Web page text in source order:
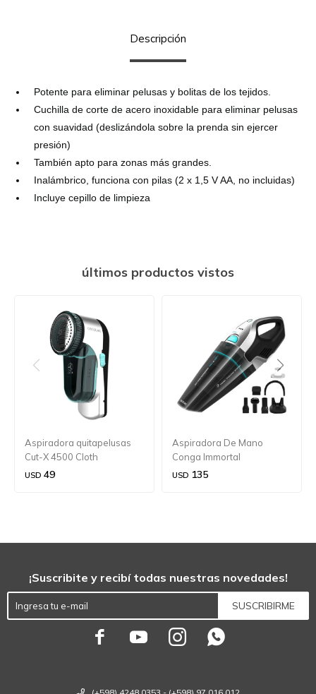
Descripción
Potente para eliminar pelusas y bolitas de los tejidos.
Cuchilla de corte de acero inoxidable para eliminar pelusas
con suavidad (deslizándola sobre la prenda sin ejercer
presión)
También apto para zonas más grandes.
Inalámbrico, funciona con pilas (2 x 1,5 V AA, no incluidas)
Incluye cepillo de limpieza
últimos productos vistos
Aspiradora quitapelusas
Cut-X 4500 Cloth
USD 49
Aspiradora De Mano
Conga Immortal
Extremesuction 11.1
USD 135
¡Suscribite y recibí todas nuestras novedades!
SUSCRIBIRME
   